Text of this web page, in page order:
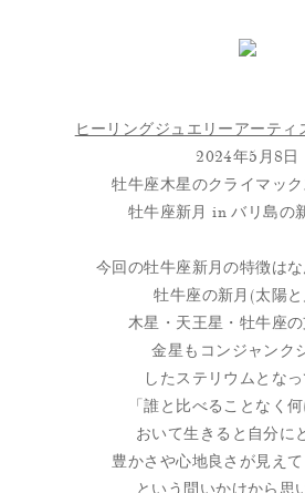
ヒーリングジュエリーアーテ
2024年5月8日
牡牛座木星のクライマッ
牡牛座新月 in バリ島の
今回の牡牛座新月の特徴は
牡牛座の新月(太陽
木星・天王星・牡牛座
金星もコンジャンク
したステリウムとなっ
「誰と比べることなく
おいて生きると自分に
豊かさや心地良さが見えて
という問いかけから思